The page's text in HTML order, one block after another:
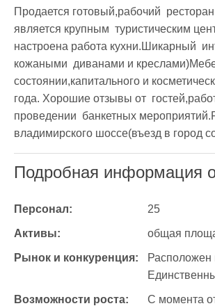
Продается готовый,рабочий
является крупным  туристическим
настроена работа кухни.Шикарный
кожаными  диванами и
состоянии,капитального и
года. Хорошие отзывы от
проведении  банкетных
владимирского шоссе(въезд в город
Подробная информация
Персонал: 25
Активы: общая
Рынок и конкуренция:
Расположен
Возможности роста: С момента